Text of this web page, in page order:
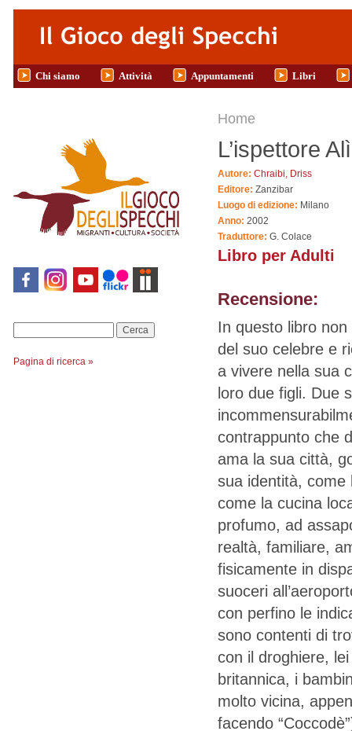
Salta al contenuto principale
Chi siamo Attività Appuntamenti Libri
Pagina di ricerca »
Tu sei qui
Home
L’ispettore Alì
Autore: Chraibi, Driss
Editore: Zanzibar
Luogo di edizione: Milano
Anno: 2002
Traduttore: G. Colace
Libro per Adulti
Recensione:
In questo libro non
del suo celebre e
a vivere nella sua
loro due figli. Due
contrappunto che
ama la sua città,
sua identità, come
come la cucina
profumo, ad
realtà, familiare,
fisicamente in
suoceri
con perfino le
sono contenti di
con il droghiere,
britannica, i
molto vicina,
facendo